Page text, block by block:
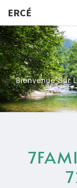
ERCÉ
Bienvenue Sur